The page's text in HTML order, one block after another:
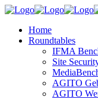
Home
Roundtables
IFMA
Site
AGITO
AGITO